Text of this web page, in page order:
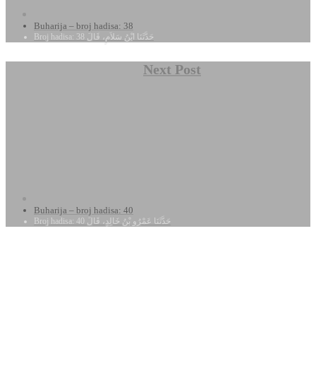
Buharija – broj hadisa: 38
Broj hadisa: 38 حَدَّثَنَا ابْنُ سَلاَمٍ، قَالَ
Next Post
Buharija – broj hadisa: 40
Broj hadisa: 40 حَدَّثَنَا عَمْرُو بْنُ خَالِدٍ، قَالَ